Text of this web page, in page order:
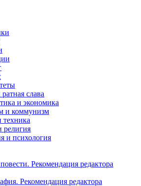
слава
и экономика
и коммунизм
религия
и психология
Рекомендация редактора
Рекомендация редактора